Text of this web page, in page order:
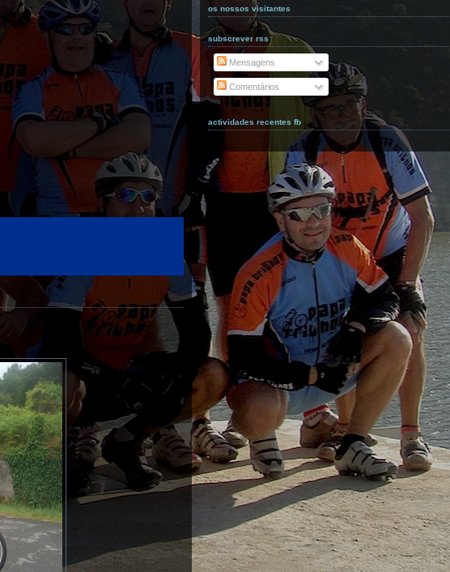
os nossos visitantes
subscrever rss
Mensagens
Comentários
actividades recentes fb